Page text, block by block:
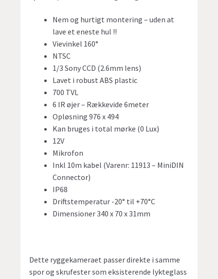
Nem og hurtigt montering – uden at
lave et eneste hul !!
Vievinkel 160°
NTSC
1/3 Sony CCD (2.6mm lens)
Lavet i robust ABS plastic
700 TVL
6 IR øjer – Rækkevide 6meter
Opløsning 976 x 494
Kan bruges i total mørke (0 Lux)
12V
Mikrofon
Inkl 10m kabel (Varenr: 11913 – MiniDIN
Connector)
IP68
Driftstemperatur -20° til +70°C
Dimensioner 340 x 70 x 31mm
Dette ryggekameraet passer direkte i samme
spor og skrufester som eksisterende lykteglass